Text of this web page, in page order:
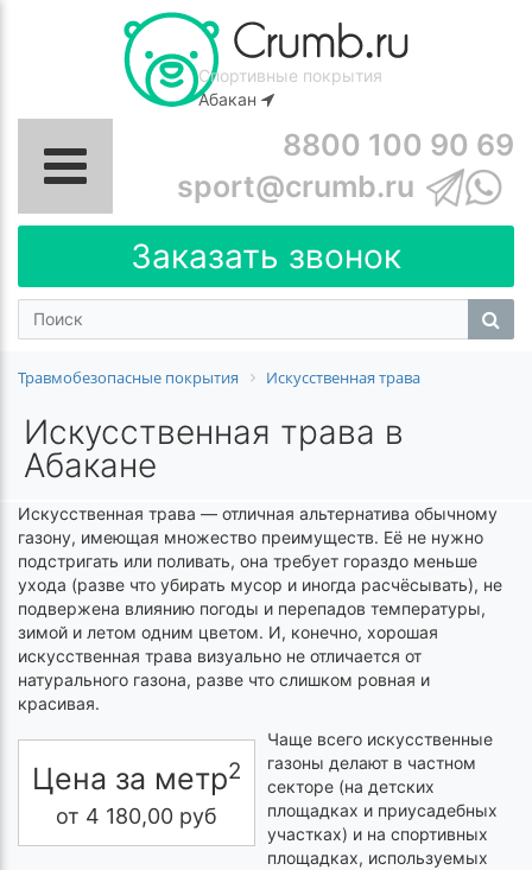
Спортивные покрытия
Абакан
8800 100 90 69
sport@crumb.ru
Заказать звонок
Травмобезопасные покрытия Искусственная трава
Искусственная трава в
Абакане
Искусственная трава — отличная альтернатива обычному
газону, имеющая множество преимуществ. Её не нужно
подстригать или поливать, она требует гораздо меньше
ухода (разве что убирать мусор и иногда расчёсывать), не
подвержена влиянию погоды и перепадов температуры,
зимой и летом одним цветом. И, конечно, хорошая
искусственная трава визуально не отличается от
натурального газона, разве что слишком ровная и
красивая.
Цена за метр2
от 4 180,00 руб
Чаще всего искусственные
газоны делают в частном
секторе (на детских
площадках и приусадебных
участках) и на спортивных
площадках, используемых